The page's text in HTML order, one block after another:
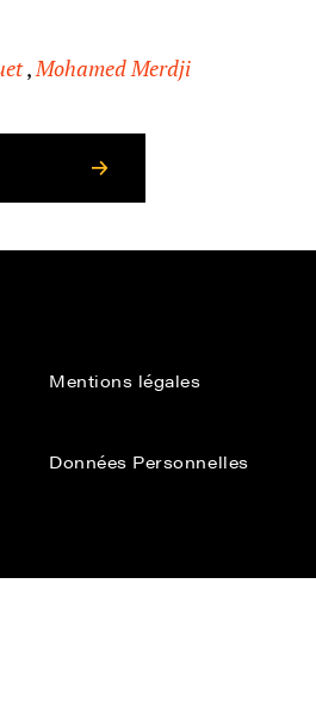
,Mohamed Merdji
Mentions légales
Données Personnelles